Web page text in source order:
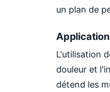
un plan de
L'utilisation
douleur et
détend les